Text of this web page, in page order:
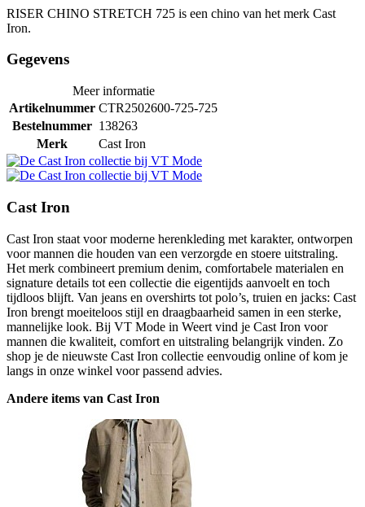
RISER CHINO STRETCH 725 is een chino van het merk Cast
Iron.
Gegevens
Meer informatie
Artikelnummer CTR2502600-725-725
Bestelnummer 138263
Merk
Cast Iron
Cast Iron
Cast Iron staat voor moderne herenkleding met karakter, ontworpen
voor mannen die houden van een verzorgde en stoere uitstraling.
Het merk combineert premium denim, comfortabele materialen en
signature details tot een collectie die eigentijds aanvoelt en toch
tijdloos blijft. Van jeans en overshirts tot polo’s, truien en jacks: Cast
Iron brengt moeiteloos stijl en draagbaarheid samen in een sterke,
mannelijke look. Bij VT Mode in Weert vind je Cast Iron voor
mannen die kwaliteit, comfort en uitstraling belangrijk vinden. Zo
shop je de nieuwste Cast Iron collectie eenvoudig online of kom je
langs in onze winkel voor passend advies.
Andere items van Cast Iron